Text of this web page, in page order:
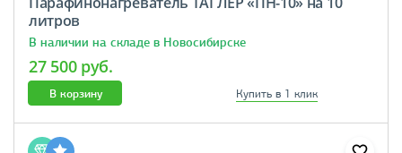
литров
В наличии на складе в Новосибирске
27 500 руб.
В корзину Купить в 1 клик